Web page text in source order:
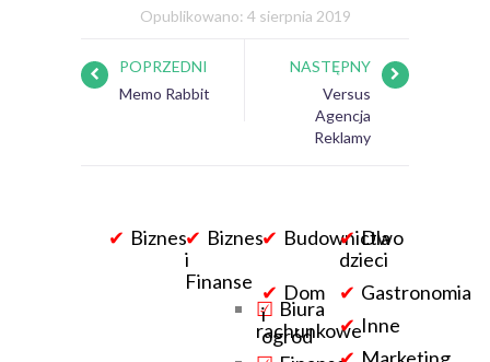
Opublikowano: 4 sierpnia 2019
POPRZEDNI
Memo Rabbit
NASTĘPNY
Versus
Agencja
Reklamy
Biznes
Biznes
i
Finanse
Biura
rachunkowe
Budownictwo
Dla
dzieci
Dom
i
ogród
Gastronomia
Inne